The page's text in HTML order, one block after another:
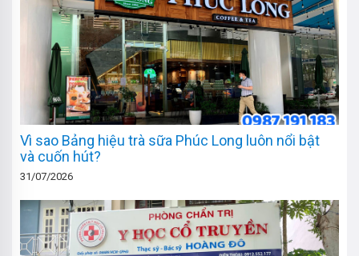
Vì sao Bảng hiệu trà sữa Phúc Long luôn nổi bật
và cuốn hút?
31/07/2026